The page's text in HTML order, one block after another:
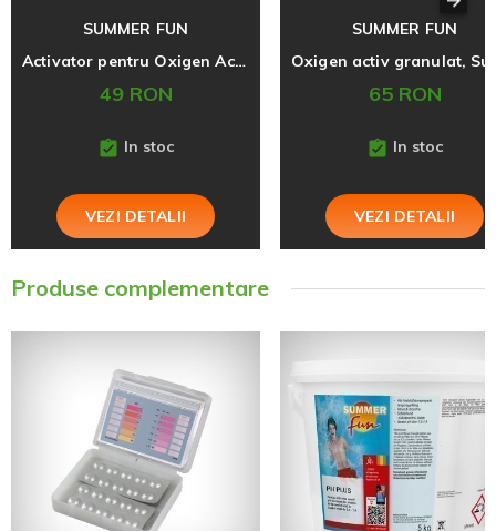
SUMMER FUN
Activator pentru Oxigen Activ, Summer Fun, 1 L
49 RON
In stoc
VEZI DETALII
SUMMER FUN
65 RON
In stoc
VEZI DETALII
Produse complementare